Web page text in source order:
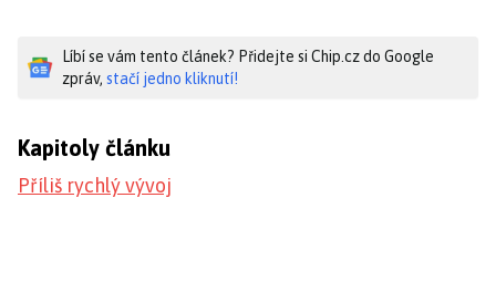
Líbí se vám tento článek? Přidejte si Chip.cz do Google
zpráv, stačí jedno kliknutí!
Kapitoly článku
Příliš rychlý vývoj